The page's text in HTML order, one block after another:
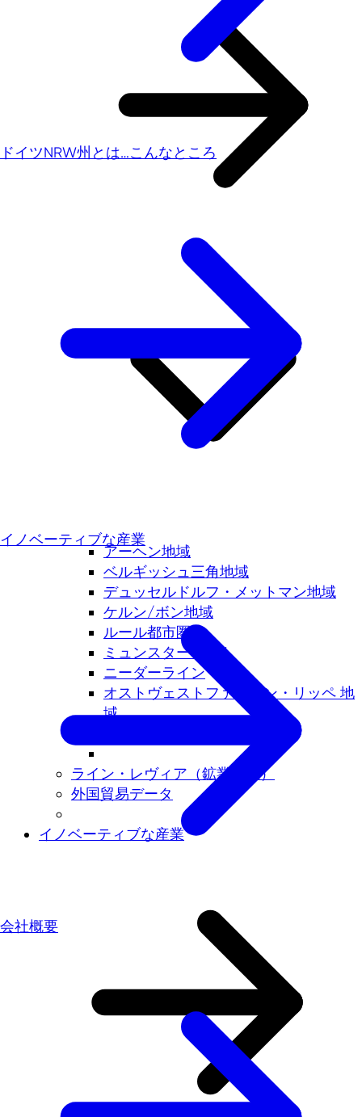
アーヘン地域
ベルギッシュ三角地域
デュッセルドルフ・メットマン地域
ケルン/ボン地域
ルール都市圏
ミュンスターラント
ニーダーライン
オストヴェストファーレン・リッペ 地
域
ライン・レヴィア（鉱業地域）
外国貿易データ
イノベーティブな産業
ドイツNRW州とは…こんなところ
イノベーティブな産業
会社概要